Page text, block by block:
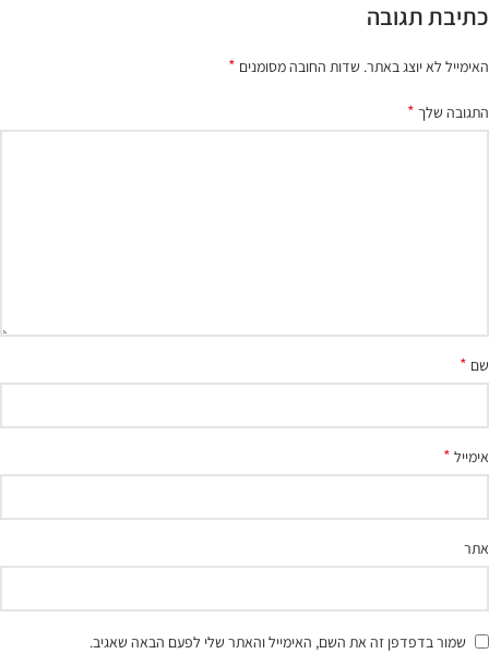
כתיבת תגובה
האימייל לא יוצג באתר. שדות החובה מסומנים *
התגובה שלך *
שם *
אימייל *
אתר
שמור בדפדפן זה את השם, האימייל והאתר שלי לפעם הבאה שאגיב.